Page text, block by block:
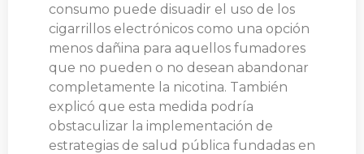
consumo puede disuadir el uso de los
cigarrillos electrónicos como una opción
menos dañina para aquellos fumadores
que no pueden o no desean abandonar
completamente la nicotina. También
explicó que esta medida podría
obstaculizar la implementación de
estrategias de salud pública fundadas en